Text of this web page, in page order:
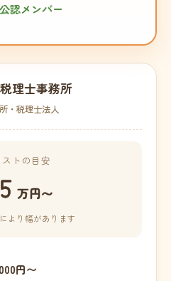
公認メンバー
理士事務所
・税理士法人
トの目安
万円〜
より幅があります
円〜